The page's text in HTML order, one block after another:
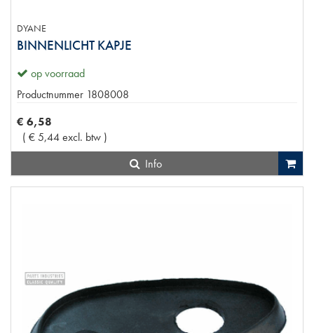
DYANE
BINNENLICHT KAPJE
op voorraad
Productnummer 1808008
€ 6,58
( €5,44excl. btw )
Info